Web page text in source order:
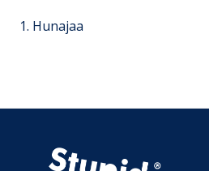
1. Hunajaa